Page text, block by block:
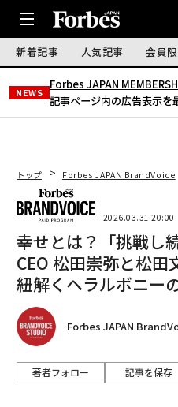
新着記事 人気記事 会員
NEWS
Forbes JAPAN
記事ページ内の広告表示を
トップ Forbes JAPAN BrandVoice
2026.03.31 20:00
幸せとは？「挑戦
CEO 松田崇弥と松田
紐解くヘラルボニー
Forbes JAPAN
著者フォロー 記事を保存